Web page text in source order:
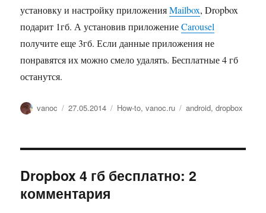
установку и настройку приложенияMailbox, Dropbox
подарит 1гб. А установив приложениеCarousel
получите еще 3гб. Если данные приложения не
понравятся их можно смело удалять. Бесплатные 4 гб
останутся.
Автор
vanoc Опубликовано
27.05.2014 Рубрики
How-to,vanoc.ru Метки
android,dropbox
Dropbox 4 гб бесплатно: 2
комментария